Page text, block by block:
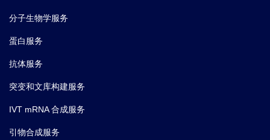
分子生物学服务
蛋白服务
抗体服务
突变和文库构建服务
IVT mRNA 合成服务
引物合成服务